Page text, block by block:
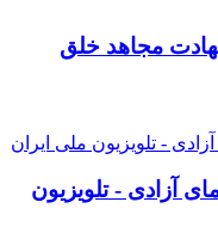
مجاهد خلق
آزادی - تلویزیون